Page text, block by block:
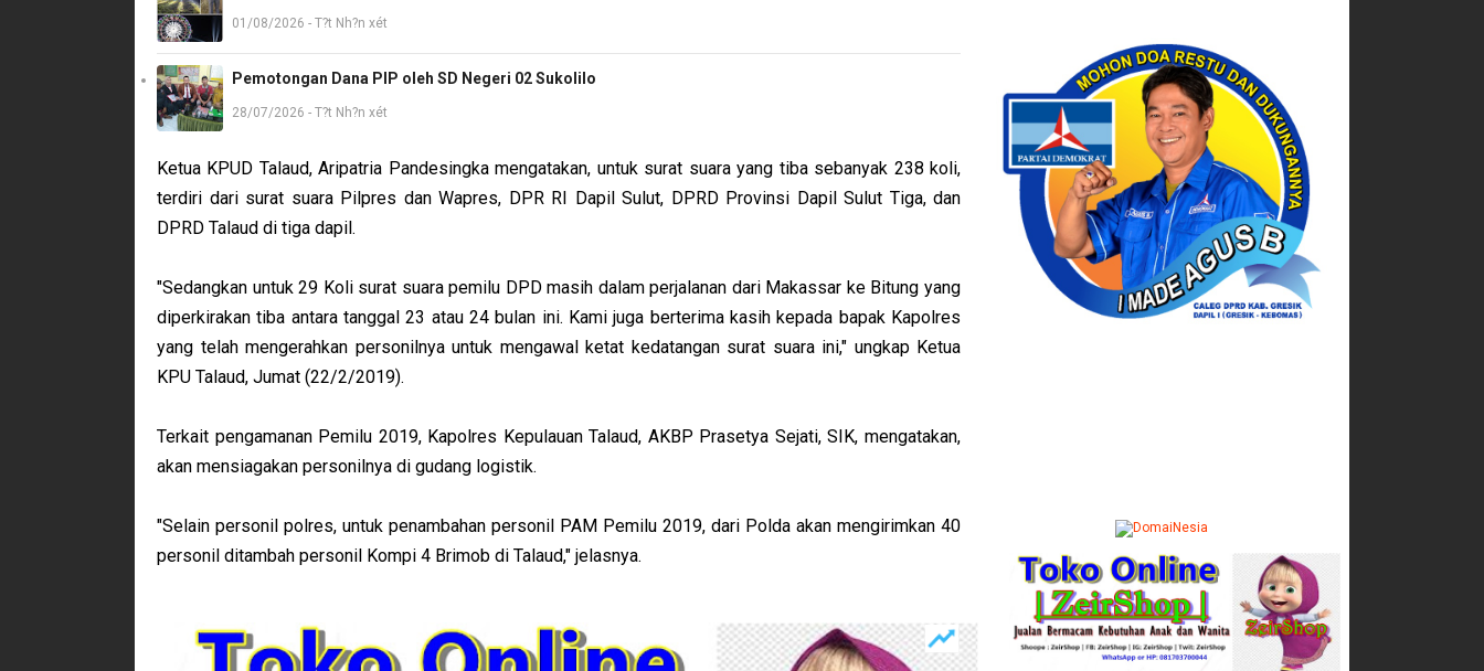
01/08/2026 - T?t Nh?n xét
Pemotongan Dana PIP oleh SD Negeri 02 Sukolilo
28/07/2026 - T?t Nh?n xét
Ketua KPUD Talaud, Aripatria Pandesingka mengatakan, untuk surat suara yang tiba sebanyak 238 koli,
terdiri dari surat suara Pilpres dan Wapres, DPR RI Dapil Sulut, DPRD Provinsi Dapil Sulut Tiga, dan
DPRD Talaud di tiga dapil.
"Sedangkan untuk 29 Koli surat suara pemilu DPD masih dalam perjalanan dari Makassar ke Bitung yang
diperkirakan tiba antara tanggal 23 atau 24 bulan ini. Kami juga berterima kasih kepada bapak Kapolres
yang telah mengerahkan personilnya untuk mengawal ketat kedatangan surat suara ini," ungkap Ketua
KPU Talaud, Jumat (22/2/2019).
Terkait pengamanan Pemilu 2019, Kapolres Kepulauan Talaud, AKBP Prasetya Sejati, SIK, mengatakan,
akan mensiagakan personilnya di gudang logistik.
"Selain personil polres, untuk penambahan personil PAM Pemilu 2019, dari Polda akan mengirimkan 40
personil ditambah personil Kompi 4 Brimob di Talaud," jelasnya.